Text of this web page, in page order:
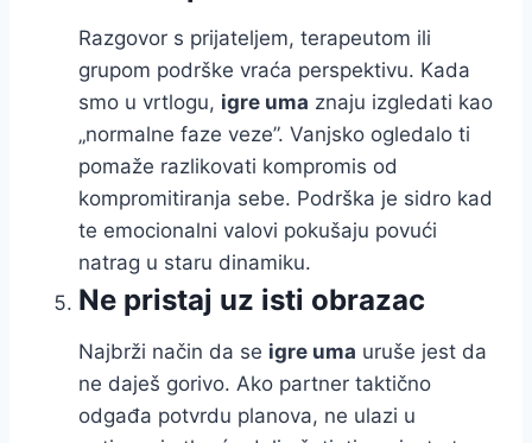
Razgovor s prijateljem, terapeutom ili
grupom podrške vraća perspektivu. Kada
smo u vrtlogu, igre uma znaju izgledati kao
„normalne faze veze”. Vanjsko ogledalo ti
pomaže razlikovati kompromis od
kompromitiranja sebe. Podrška je sidro kad
te emocionalni valovi pokušaju povući
natrag u staru dinamiku.
Ne pristaj uz isti obrazac
Najbrži način da se igre uma uruše jest da
ne daješ gorivo. Ako partner taktično
odgađa potvrdu planova, ne ulazi u